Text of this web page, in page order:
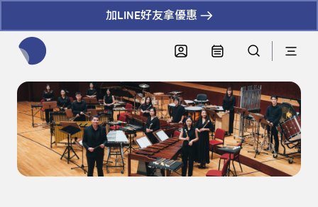
加LINE好友拿優惠